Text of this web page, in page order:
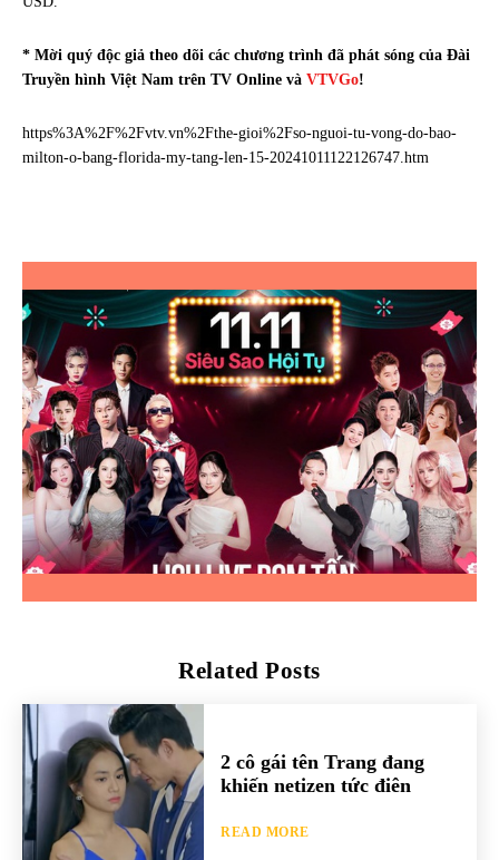
Related Posts
2 cô gái tên Trang đang
khiến netizen tức điên
READ MORE
* Mời quý độc giả theo dõi các chương trình đã phát sóng của Đài
Truyền hình Việt Nam trên TV Online và VTVGo!
https%3A%2F%2Fvtv.vn%2Fthe-gioi%2Fso-nguoi-tu-vong-do-bao-
milton-o-bang-florida-my-tang-len-15-20241011122126747.htm